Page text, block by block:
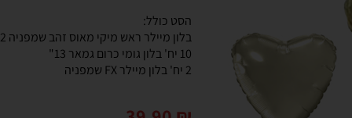
הסט כולל:
בלון מיילר ראש מיקי מאוס זהב שמפניה 32"
10 יח' בלון גומי כרום גמאר 13"
2 יח' בלון מיילר FX שמפניה